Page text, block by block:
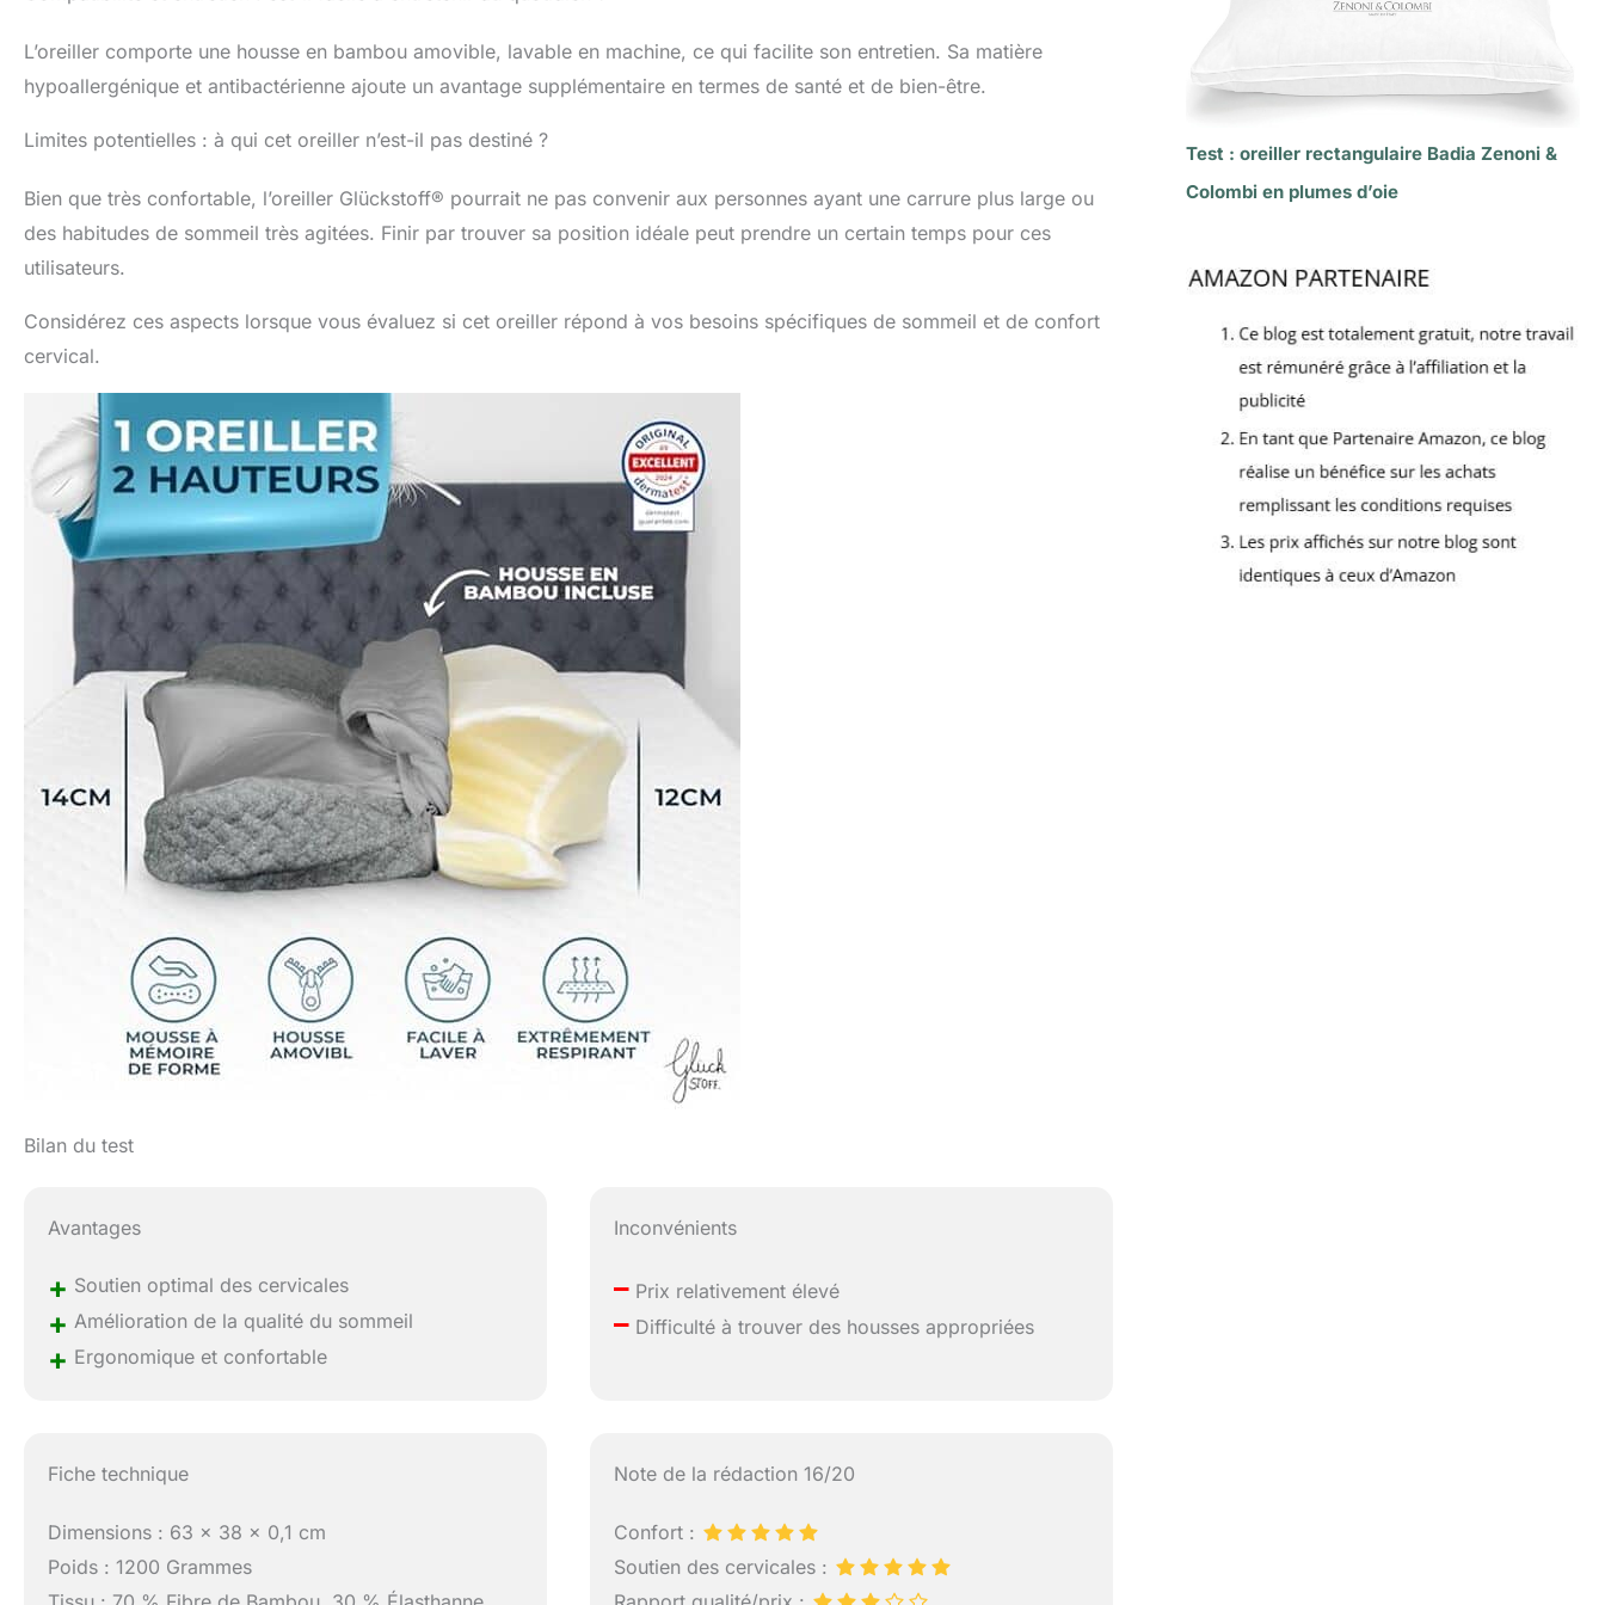
L’oreiller comporte une housse en bambou amovible, lavable en machine, ce qui facilite son entretien. Sa matière
hypoallergénique et antibactérienne ajoute un avantage supplémentaire en termes de santé et de bien-être.
Limites potentielles : à qui cet oreiller n’est-il pas destiné ?
Bien que très confortable, l’oreiller Glückstoff® pourrait ne pas convenir aux personnes ayant une carrure plus large ou
des habitudes de sommeil très agitées. Finir par trouver sa position idéale peut prendre un certain temps pour ces
utilisateurs.
Considérez ces aspects lorsque vous évaluez si cet oreiller répond à vos besoins spécifiques de sommeil et de confort
cervical.
Bilan du test
Avantages
+ Soutien optimal des cervicales
+ Amélioration de la qualité du sommeil
+ Ergonomique et confortable
Inconvénients
– Prix relativement élevé
– Difficulté à trouver des housses appropriées
Fiche technique
Dimensions : 63 x 38 x 0,1 cm
Poids : 1200 Grammes
Note de la rédaction 16/20
Confort :
Soutien des cervicales :
Test : oreiller rectangulaire Badia Zenoni &
Colombi en plumes d’oie